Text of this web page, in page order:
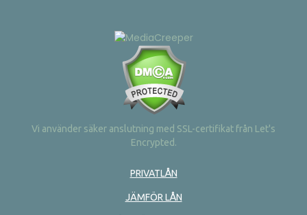
Vi använder säker anslutning med SSL-certifikat från Let's
Encrypted.
PRIVATLÅN
JÄMFÖR LÅN